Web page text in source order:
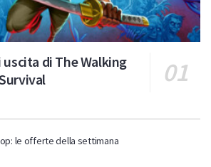
di The Walking
le offerte della settimana